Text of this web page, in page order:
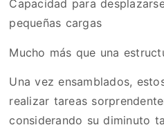
Capacidad para
pequeñas cargas
Mucho más que una
Una vez ensamblados,
realizar tareas
considerando su diminuto